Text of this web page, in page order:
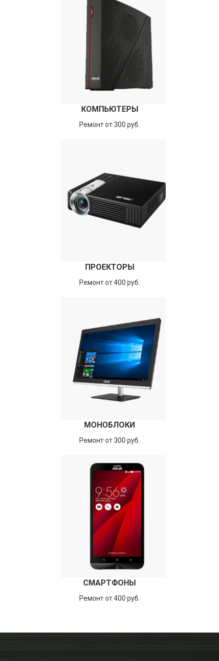
КОМПЬЮТЕРЫ
Ремонт от 300 руб.
ПРОЕКТОРЫ
Ремонт от 400 руб.
МОНОБЛОКИ
Ремонт от 300 руб.
СМАРТФОНЫ
Ремонт от 400 руб.